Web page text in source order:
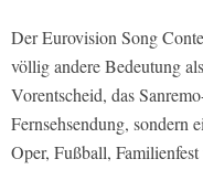
Der Eurovision Song
völlig andere Bedeutung
Vorentscheid, das
Fernsehsendung, sondern
Oper, Fußball,